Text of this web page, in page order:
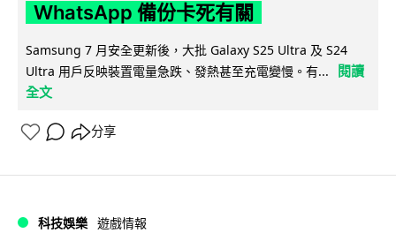
WhatsApp 備份卡死有關
Samsung 7 月安全更新後，大批 Galaxy S25 Ultra 及 S24
Ultra 用戶反映裝置電量急跌、發熱甚至充電變慢。有...
閱讀
全文
分享
科技娛樂 遊戲情報